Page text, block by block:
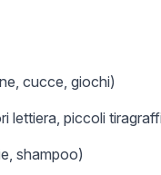
cucce, giochi)
lettiera, piccoli
shampoo)